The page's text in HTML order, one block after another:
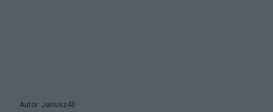
Autor: Janusz40